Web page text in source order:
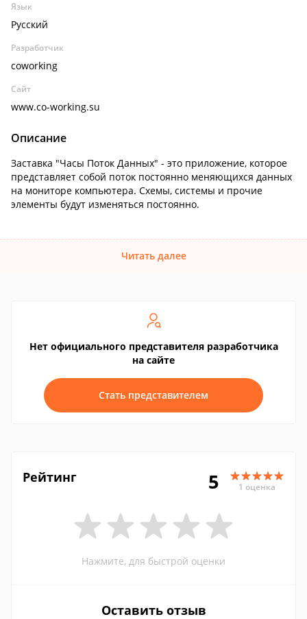
Язык
Русский
Разработчик
coworking
Сайт
www.co-working.su
Описание
Заставка "Часы Поток Данных" - это приложение, которое
представляет собой поток постоянно меняющихся данных
на мониторе компьютера. Схемы, системы и прочие
элементы будут изменяться постоянно.
Читать далее
Нет официального представителя разработчика
на сайте
Стать представителем
Рейтинг 5 1 оценка
Нажмите, для быстрой оценки
Оставить отзыв